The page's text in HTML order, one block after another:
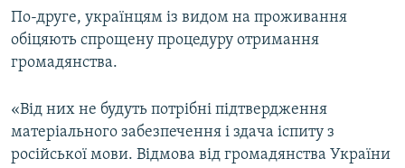
По-друге, українцям із видом на проживання
обіцяють спрощену процедуру отримання
громадянства.
«Від них не будуть потрібні підтвердження
матеріального забезпечення і здача іспиту з
російської мови. Відмова від громадянства України